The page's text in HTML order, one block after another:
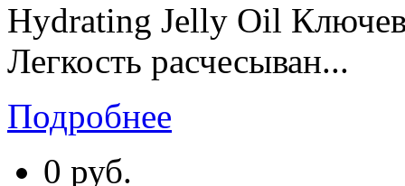
Hydrating Jelly Oil
Легкость расчесыван...
Подробнее
0 руб.